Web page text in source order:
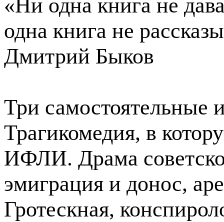
«Ни одна книга не
одна книга не
Дмитрий Быков
Три самостоятельные
Трагикомедия, в
ИФЛИ. Драма
эмиграция и донос,
Гротескная,